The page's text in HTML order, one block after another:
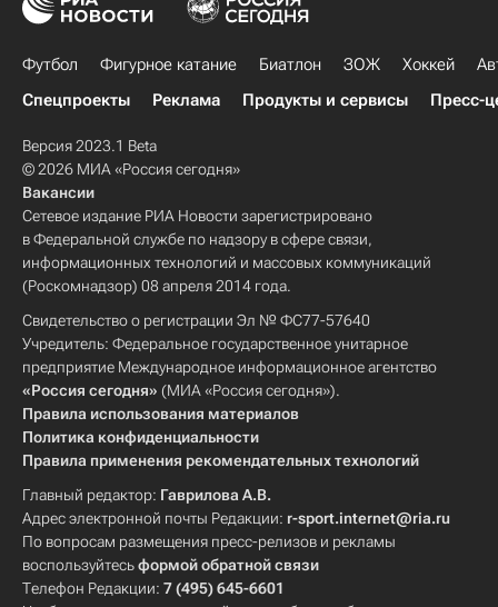
Футбол Фигурное катание Биатлон ЗОЖ Хоккей
Спецпроекты
Реклама Продукты и сервисы Пресс-
Версия 2023.1 Beta
© 2026 МИА «Россия сегодня»
Вакансии
Сетевое издание РИА Новости зарегистрировано
в Федеральной службе по надзору в сфере связи,
информационных технологий и массовых коммуникаций
(Роскомнадзор) 08 апреля 2014 года.
Свидетельство о регистрации Эл № ФС77-57640
Учредитель: Федеральное государственное унитарное
предприятие Международное информационное агентство
«Россия сегодня» (МИА «Россия сегодня»).
Правила использования материалов
Политика конфиденциальности
Правила применения рекомендательных технологий
Главный редактор: Гаврилова А.В.
Адрес электронной почты Редакции: r-sport.internet@ria.ru
По вопросам размещения пресс-релизов и рекламы
воспользуйтесьформой обратной связи
Телефон Редакции: 7 (495) 645-6601